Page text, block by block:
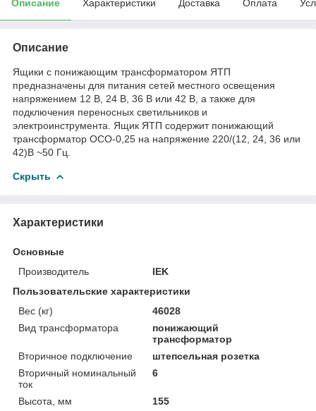
Описание Характеристики Доставка Оплата
Описание
Ящики с понижающим трансформатором ЯТП
предназначены для питания сетей местного освещения
напряжением 12 В, 24 В, 36 В или 42 В, а также для
подключения переносных светильников и
электроинструмента. Ящик ЯТП содержит понижающий
трансформатор ОСО-0,25 на напряжение 220/(12, 24, 36 или
42)В ~50 Гц.
Скрыть
Характеристики
Основные
Производитель
IEK
Пользовательские характеристики
Вес (кг)
46028
Вид трансформатора
понижающий
трансформатор
Вторичное подключение
штепсельная розетка
Вторичный номинальный
ток
6
Высота, мм
155